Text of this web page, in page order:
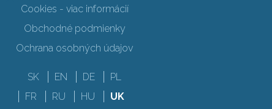
Cookies - viac informácií
Obchodné podmienky
Ochrana osobných údajov
SK EN DE
PL
FR
RU HU UK